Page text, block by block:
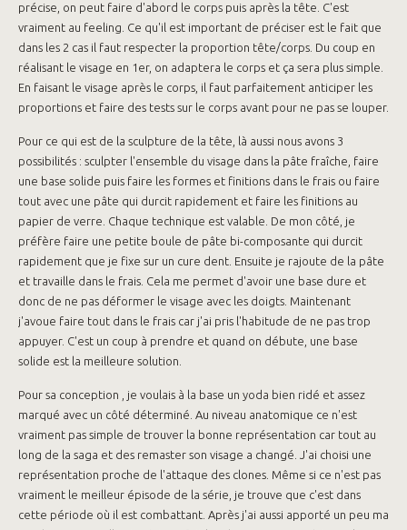
précise, on peut faire d'abord le corps puis après la tête. C'est
vraiment au feeling. Ce qu'il est important de préciser est le fait que
dans les 2 cas il faut respecter la proportion tête/corps. Du coup en
réalisant le visage en 1er, on adaptera le corps et ça sera plus simple.
En faisant le visage après le corps, il faut parfaitement anticiper les
proportions et faire des tests sur le corps avant pour ne pas se louper.
Pour ce qui est de la sculpture de la tête, là aussi nous avons 3
possibilités : sculpter l'ensemble du visage dans la pâte fraîche, faire
une base solide puis faire les formes et finitions dans le frais ou faire
tout avec une pâte qui durcit rapidement et faire les finitions au
papier de verre. Chaque technique est valable. De mon côté, je
préfère faire une petite boule de pâte bi-composante qui durcit
rapidement que je fixe sur un cure dent. Ensuite je rajoute de la pâte
et travaille dans le frais. Cela me permet d'avoir une base dure et
donc de ne pas déformer le visage avec les doigts. Maintenant
j'avoue faire tout dans le frais car j'ai pris l'habitude de ne pas trop
appuyer. C'est un coup à prendre et quand on débute, une base
solide est la meilleure solution.
Pour sa conception , je voulais à la base un yoda bien ridé et assez
marqué avec un côté déterminé. Au niveau anatomique ce n'est
vraiment pas simple de trouver la bonne représentation car tout au
long de la saga et des remaster son visage a changé. J'ai choisi une
représentation proche de l'attaque des clones. Même si ce n'est pas
vraiment le meilleur épisode de la série, je trouve que c'est dans
cette période où il est combattant. Après j'ai aussi apporté un peu ma